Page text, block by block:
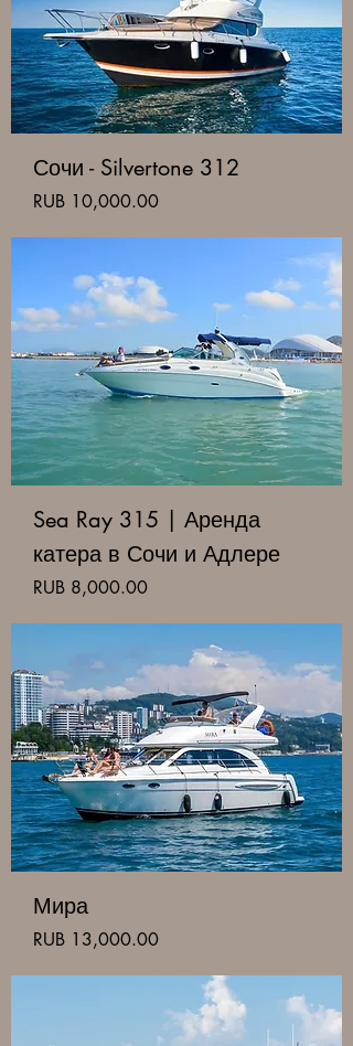
Сочи - Silvertone 312
Price
RUB 10,000.00
Sea Ray 315 | Аренда
катера в Сочи и Адлере
Price
RUB 8,000.00
Мира
Price
RUB 13,000.00